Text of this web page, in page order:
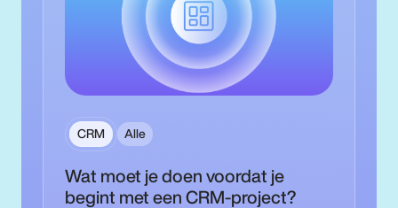
CRM Alle
Wat moet je doen voordat je
begint met een CRM-project?